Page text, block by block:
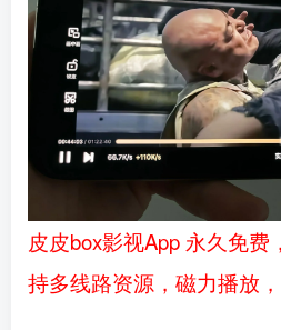
皮皮box影视App 永久免
持多线路资源，磁力播放，